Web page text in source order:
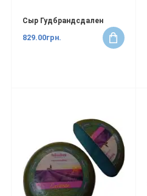
Сыр Гудбрандсдален
829.00грн.